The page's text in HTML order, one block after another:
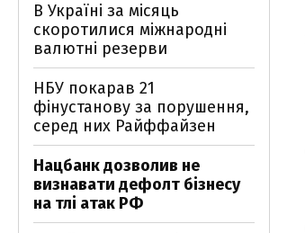
В Україні за місяць
скоротилися міжнародні
валютні резерви
НБУ покарав 21
фінустанову за порушення,
серед них Райффайзен
Нацбанк дозволив не
визнавати дефолт бізнесу
на тлі атак РФ